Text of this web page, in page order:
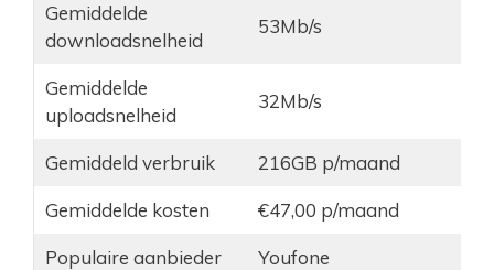
Gemiddelde
downloadsnelheid
53Mb/s
Gemiddelde
uploadsnelheid
32Mb/s
Gemiddeld verbruik 216GB p/maand
Gemiddelde kosten €47,00 p/maand
Populaire aanbieder Youfone